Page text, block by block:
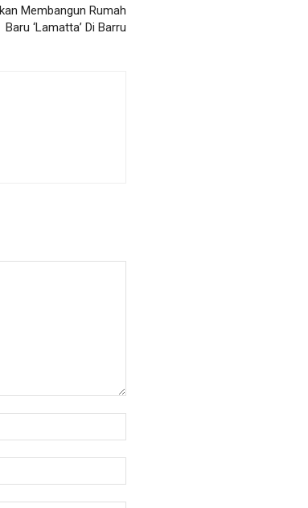
Membangun Rumah
Baru ‘Lamatta’ Di Barru